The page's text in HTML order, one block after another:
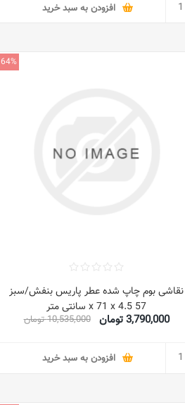
افزودن به سبد خرید
64%
نقاشی بوم چاپ شده عطر پاریس بنفش/سبز
57 x 71 x 4.5 سانتی متر
3,790,000 تومان 10,535,000 تومان
افزودن به سبد خرید